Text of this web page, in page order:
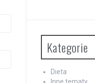
Kategorie
Dieta